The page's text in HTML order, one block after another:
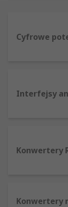
naszym
produktach.
Cyfrowe
Interfejsy
Konwertery
Konwertery